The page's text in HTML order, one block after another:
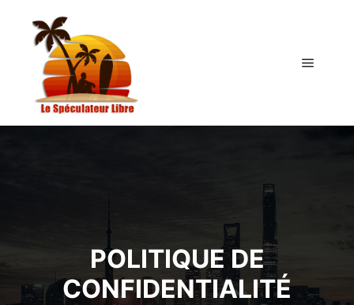
POLITIQUE DE
CONFIDENTIALITÉ